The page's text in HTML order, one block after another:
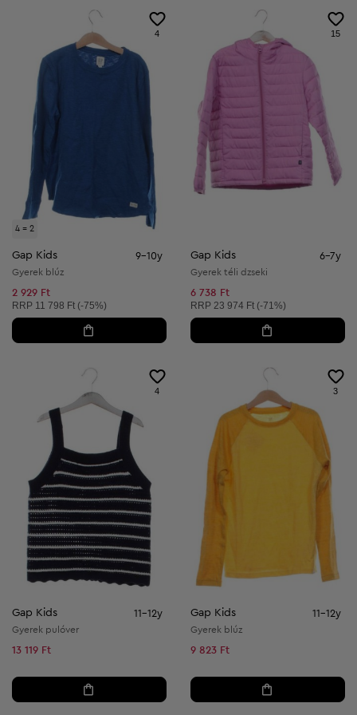
4 = 2
4
Gap Kids 9-10y
Gyerek blúz
2 929 Ft
Ajánlott ár:
RRP 11 798 Ft (-75%)
15
Gap Kids 6-7y
Gyerek téli dzseki
6 738 Ft
Ajánlott ár:
RRP 23 974 Ft (-71%)
4
Gap Kids 11-12y
Gyerek pulóver
13 119 Ft
3
Gap Kids 11-12y
Gyerek blúz
9 823 Ft